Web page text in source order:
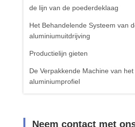
de lijn van de poederdeklaag
Het Behandelende Systeem van
aluminiumuitdrijving
Productielijn gieten
De Verpakkende Machine van het
aluminiumprofiel
Neem contact met